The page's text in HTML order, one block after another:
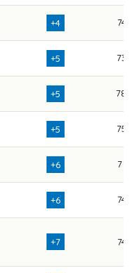
+4 74
+5 73
+5 78
+5 75
+6 71
+6 74
+7 74